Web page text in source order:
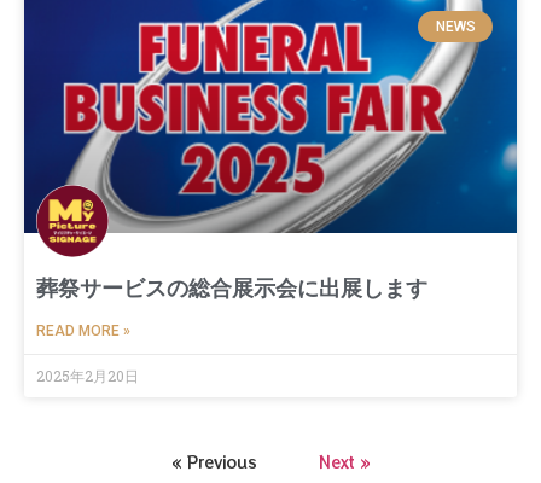
NEWS
葬祭サービスの総合展示会に出展します
READ MORE »
2025年2月20日
« Previous Next »